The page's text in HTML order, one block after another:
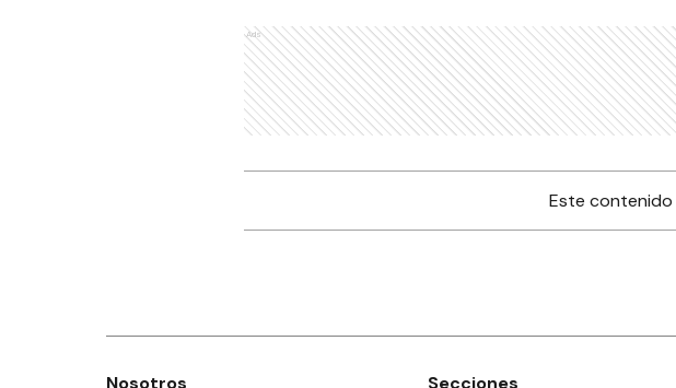
Ads
Este
Nosotros Secciones